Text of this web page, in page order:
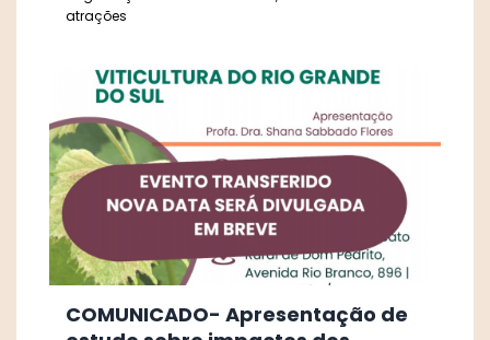
atrações
COMUNICADO- Apresentação de